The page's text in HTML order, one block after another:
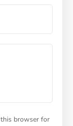
this browser for